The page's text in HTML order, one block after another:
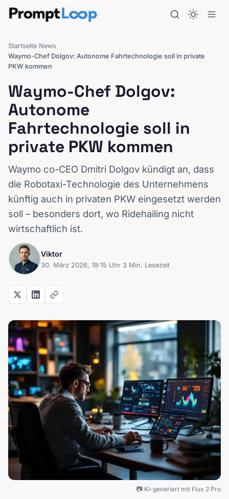
Startseite News
Waymo-Chef Dolgov: Autonome Fahrtechnologie soll in private
PKW kommen
Waymo-Chef Dolgov:
Autonome
Fahrtechnologie soll in
private PKW kommen
Waymo co-CEO Dmitri Dolgov kündigt an, dass
die Robotaxi-Technologie des Unternehmens
künftig auch in privaten PKW eingesetzt werden
soll – besonders dort, wo Ridehailing nicht
wirtschaftlich ist.
Viktor
30. März 2026, 19:15 Uhr 3 Min. Lesezeit
📷 KI-generiert mit Flux 2 Pro